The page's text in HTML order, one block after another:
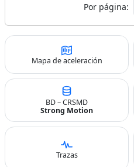
Por página:
Mapa de aceleración
BD – CRSMD
Strong Motion
Trazas